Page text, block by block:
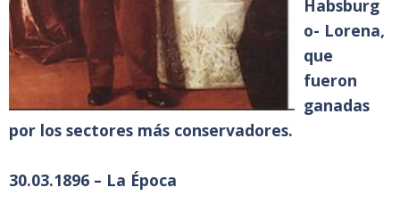
Habsburg
o- Lorena,
que
fueron
ganadas
por los sectores más conservadores.
30.03.1896 – La Época